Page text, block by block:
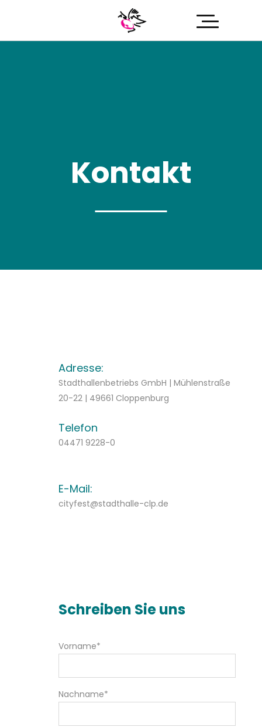
Kontakt
Adresse:
Stadthallenbetriebs GmbH | Mühlenstraße
20-22 | 49661 Cloppenburg
Telefon
04471 9228-0
E-Mail:
cityfest@stadthalle-clp.de
Schreiben Sie uns
Vorname*
Nachname*